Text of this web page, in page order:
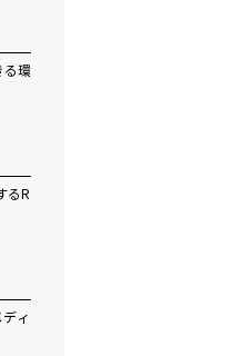
る環
るR
ィ